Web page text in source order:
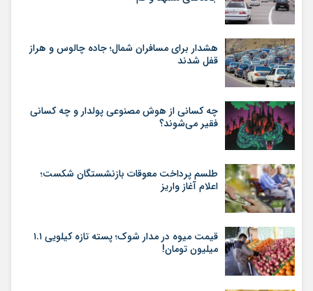
هشدار برای مسافران شمال؛ جاده چالوس و هراز
قفل شدند
چه کسانی از هوش مصنوعی پولدار و چه کسانی
فقیر می‌شوند؟
طلسم پرداخت معوقات بازنشستگان شکست؛
اعلام آغاز واریز
قیمت میوه در مدار شوک؛ پسته تازه کیلویی ۱.۱
میلیون تومان!